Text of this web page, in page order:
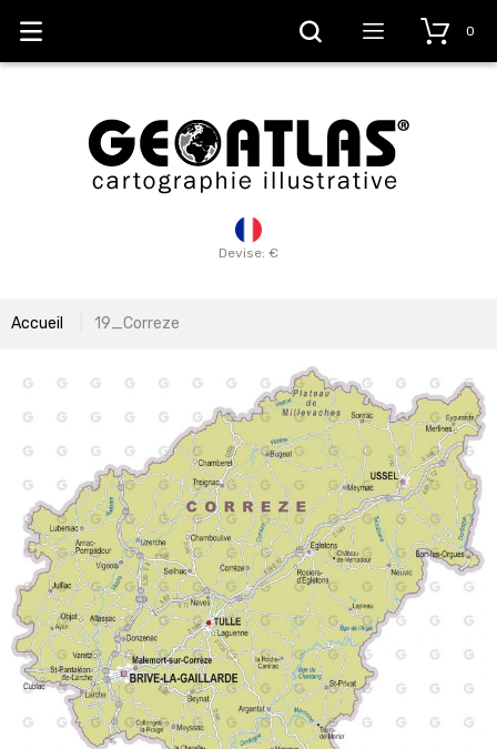
Devise: €
0
Accueil 19_Correze